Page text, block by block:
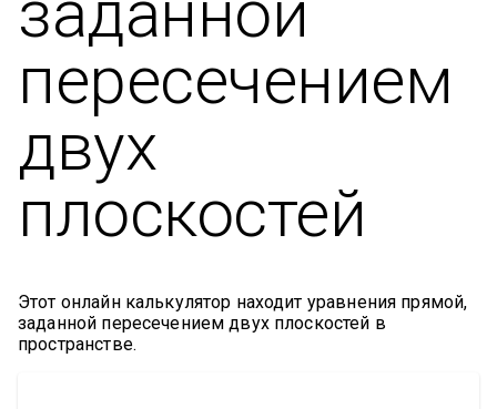
пересечением
двух
плоскостей
Этот онлайн калькулятор находит уравнения прямой,
заданной пересечением двух плоскостей в
пространстве.